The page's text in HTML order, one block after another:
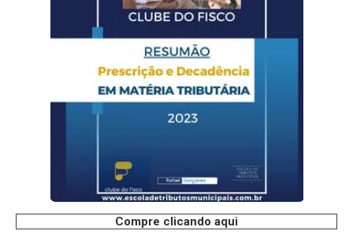
Compre clicando aqui